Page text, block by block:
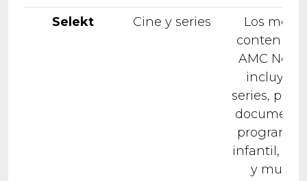
Selekt
Cine y series
Los
AMC
series,
infantil,
y